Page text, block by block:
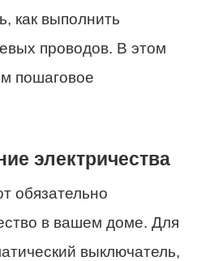
как выполнить
проводов. В этом
пошаговое
электричества
обязательно
в вашем доме. Для
выключатель,